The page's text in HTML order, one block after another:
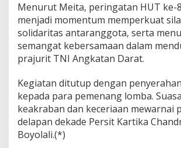
K
e
u
a
r
a
r
a
j
Menurut Meita, peringatan HUT ke-
menjadi momentum memperkuat
solidaritas antaranggota, serta
semangat kebersamaan dalam
prajurit TNI Angkatan Darat.
Kegiatan ditutup dengan
kepada para pemenang lomba.
keakraban dan keceriaan mewarnai
delapan dekade Persit Kartika
Boyolali.(*)